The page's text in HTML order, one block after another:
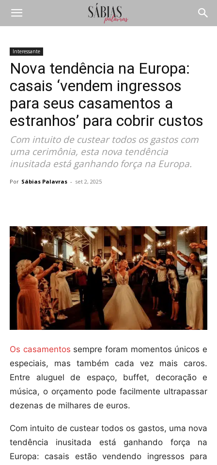
Interessante
Nova tendência na Europa:
casais ‘vendem ingressos
para seus casamentos a
estranhos’ para cobrir custos
Com intuito de custear todos os gastos com
uma cerimônia, esta nova tendência
inusitada está ganhando força na Europa.
Por Sábias Palavras - set 2, 2025
Os casamentos sempre foram momentos únicos e
especiais, mas também cada vez mais caros.
Entre aluguel de espaço, buffet, decoração e
música, o orçamento pode facilmente ultrapassar
dezenas de milhares de euros.
Com intuito de custear todos os gastos, uma nova
tendência inusitada está ganhando força na
Europa: casais estão vendendo ingressos para